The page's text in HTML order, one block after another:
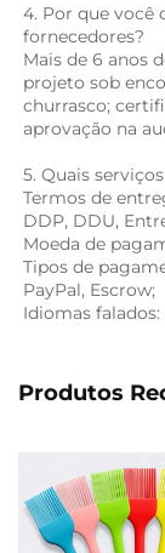
4. Por que você
fornecedores?
Mais de 6 anos
projeto sob
churrasco;
aprovação na
5. Quais
Termos de
DDP, DDU,
Moeda de
Tipos de
PayPal, Escrow;
Idiomas
Produtos